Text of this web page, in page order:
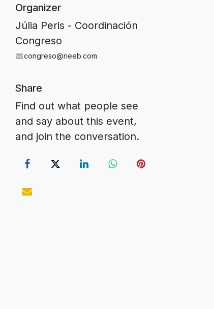
Organizer
Júlia Peris - Coordinación
Congreso
congreso@rieeb.com
Share
Find out what people see
and say about this event,
and join the conversation.